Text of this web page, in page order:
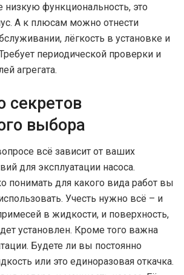
функциональность, это
А к плюсам можно отнести
лёгкость в установке и
периодической проверки и
агрегата.
секретов
выбора
всё зависит от ваших
для эксплуатации насоса.
понимать для какого вида работ вы
Учесть нужно всё – и
в жидкости, и поверхность,
установлен. Кроме того важна
Будете ли вы постоянно
или это единоразовая откачка.